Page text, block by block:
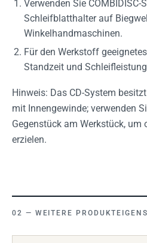
Verwenden Sie
Schleifblatthalter auf
Winkelhandmaschinen.
Für den Werkstoff
Standzeit und
Hinweis: Das CD-System
mit Innengewinde; verwenden
Gegenstück am Werkstück, um
erzielen.
WEITERE